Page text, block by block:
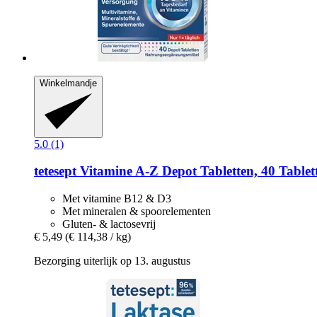
Winkelmandje
5.0 (1)
teteseptVitamine A-​Z Depot Tabletten, 40
Met vitamine B12 & D3
Met mineralen & spoorelementen
Gluten- & lactosevrij
€ 5,49 (€ 114,38 / kg)
Bezorging uiterlijk op 13. augustus